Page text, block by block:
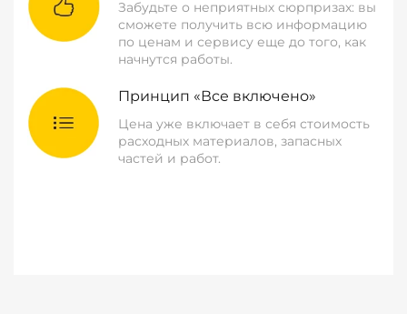
Забудьте о неприятных сюрпризах: вы
сможете получить всю информацию
по ценам и сервису еще до того, как
начнутся работы.
Принцип «Все включено»
Цена уже включает в себя стоимость
расходных материалов, запасных
частей и работ.